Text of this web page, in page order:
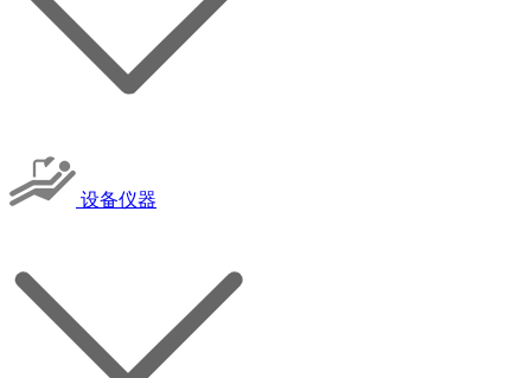
设备仪器